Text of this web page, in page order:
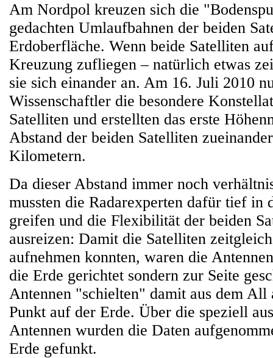
Am Nordpol kreuzen sich die
gedachten Umlaufbahnen der beiden
Erdoberfläche. Wenn beide Satelliten
Kreuzung zufliegen – natürlich etwas
sie sich einander an. Am 16. Juli 2010
Wissenschaftler die besondere
Satelliten und erstellten das erste
Abstand der beiden Satelliten
Kilometern.
Da dieser Abstand immer noch
mussten die Radarexperten dafür tief in
greifen und die Flexibilität der beiden
ausreizen: Damit die Satelliten
aufnehmen konnten, waren die
die Erde gerichtet sondern zur Seite
Antennen "schielten" damit aus dem All
Punkt auf der Erde. Über die speziell
Antennen wurden die Daten
Erde gefunkt.